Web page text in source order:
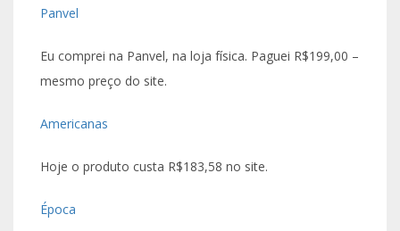
Panvel
Eu comprei na Panvel, na loja física. Paguei R$199,00 –
mesmo preço do site.
Americanas
Hoje o produto custa R$183,58 no site.
Época